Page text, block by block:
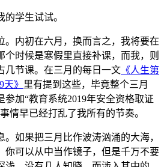
学生试试。
。内初在六月，换而言之，我将要在
个时候是寒假里直接补课，而我，则
几节课。在三月的每日一文《人生第
天》里有提到这些，毕竟整个三月
参加“教育系统2019年安全资格取证
情早已经打乱了我所有的节奏。
如果把三月比作波涛汹涌的大海，
你可以从中当作镜子，但是千万不要